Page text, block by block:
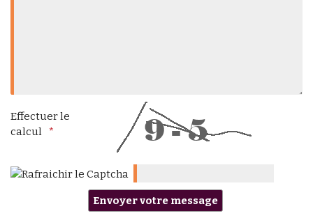
Effectuer le
calcul